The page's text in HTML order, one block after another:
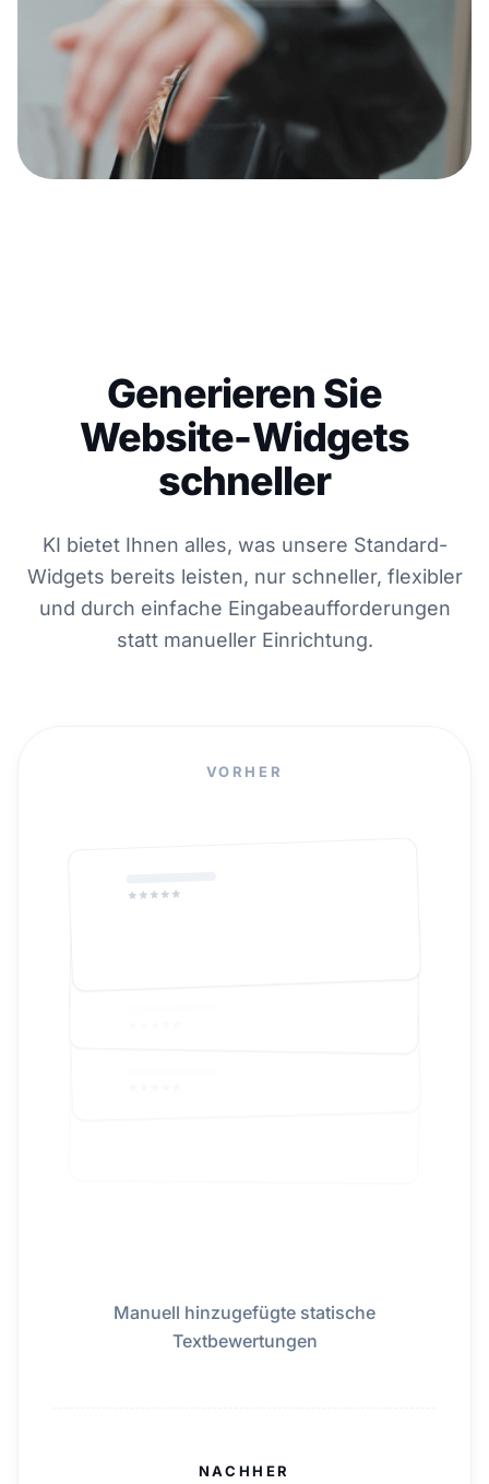
Generieren Sie
Website-Widgets
schneller
KI bietet Ihnen alles, was unsere Standard-
Widgets bereits leisten, nur schneller, flexibler
und durch einfache Eingabeaufforderungen
statt manueller Einrichtung.
VORHER
Manuell hinzugefügte statische
Textbewertungen
NACHHER